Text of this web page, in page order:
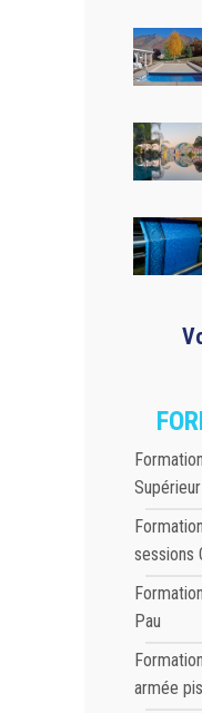
sessions
Pau
armée